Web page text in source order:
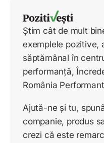
Știm cât de mult
exemplele pozitive,
săptămânal în
performanță,
România
Ajută-ne și tu,
companie, produs
crezi că este